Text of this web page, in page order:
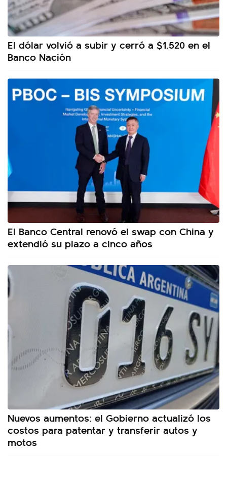
El dólar volvió a subir y cerró a $1.520 en el
Banco Nación
El Banco Central renovó el swap con China y
extendió su plazo a cinco años
Nuevos aumentos: el Gobierno actualizó los
costos para patentar y transferir autos y
motos